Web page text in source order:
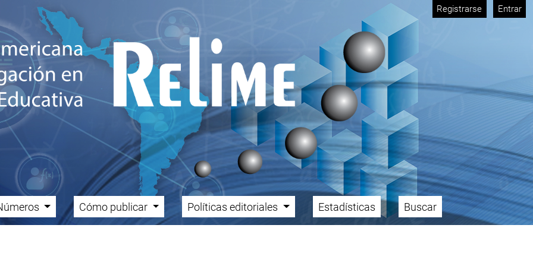
Registrarse Entrar
Cómo publicar Políticas editoriales Estadísticas Buscar